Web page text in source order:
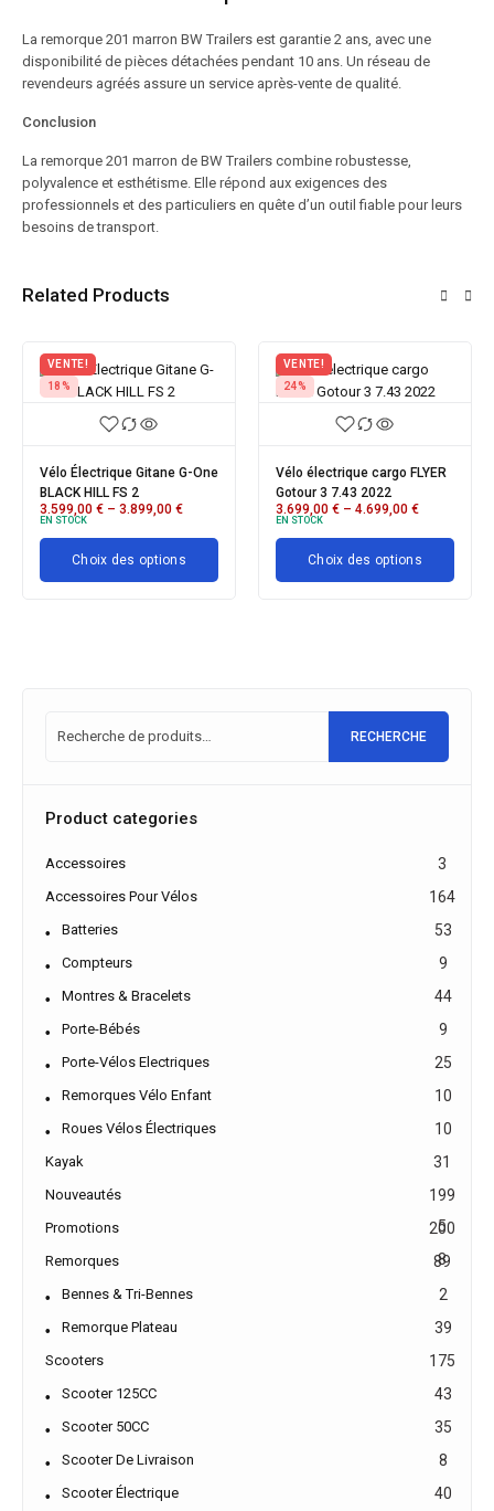
La remorque 201 marron BW Trailers est garantie 2 ans, avec une
disponibilité de pièces détachées pendant 10 ans. Un réseau de
revendeurs agréés assure un service après-vente de qualité.
Conclusion
La remorque 201 marron de BW Trailers combine robustesse,
polyvalence et esthétisme. Elle répond aux exigences des
professionnels et des particuliers en quête d’un outil fiable pour leurs
besoins de transport.
Related Products
VENTE!
18%
Vélo Électrique Gitane G-One
BLACK HILL FS 2
3.599,00 € – 3.899,00 €
EN STOCK
Choix des options
VENTE!
24%
Vélo électrique cargo FLYER
Gotour 3 7.43 2022
3.699,00 € – 4.699,00 €
EN STOCK
Choix des options
RECHERCHE
Product categories
Accessoires 3
Accessoires Pour Vélos 164
Batteries 53
Compteurs 9
Montres & Bracelets 44
Porte-Bébés 9
Porte-Vélos Electriques 25
Remorques Vélo Enfant 10
Roues Vélos Électriques 10
Kayak 31
Nouveautés
199
5
Promotions
200
8
Remorques 89
Bennes & Tri-Bennes 2
Remorque Plateau 39
Scooters 175
Scooter 125CC 43
Scooter 50CC 35
Scooter De Livraison 8
Scooter Électrique 40